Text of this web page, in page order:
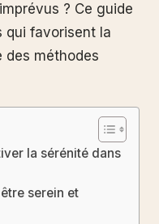
? Ce guide
qui favorisent la
des méthodes
la sérénité dans
serein et